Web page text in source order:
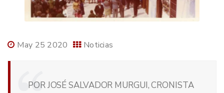
May 25 2020 Noticias
POR JOSÉ SALVADOR MURGUI, CRONISTA